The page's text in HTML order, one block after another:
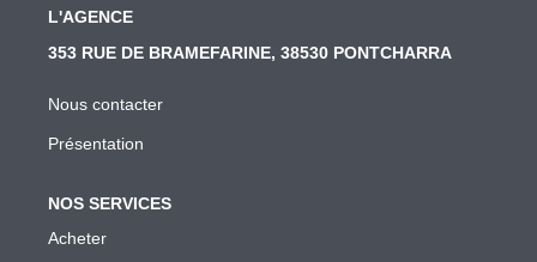
L'AGENCE
353 RUE DE BRAMEFARINE, 38530 PONTCHARRA
Nous contacter
Présentation
NOS SERVICES
Acheter